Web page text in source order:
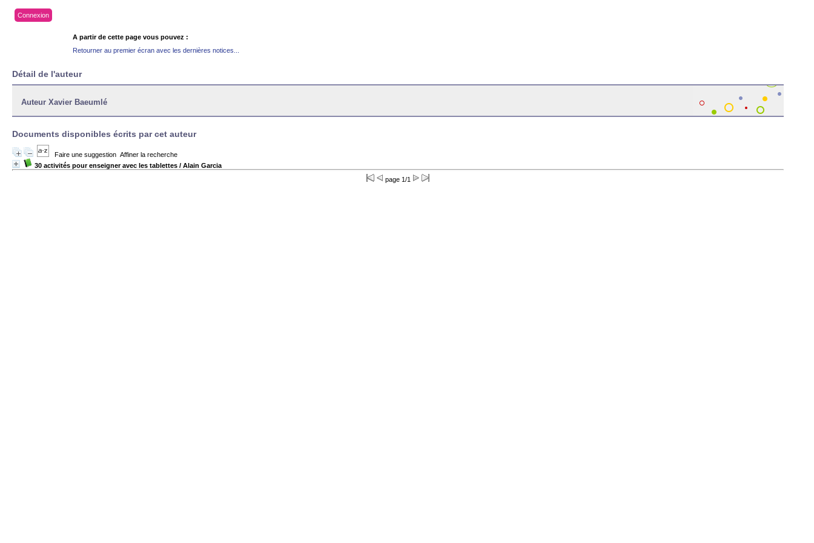
Connexion
A partir de cette page vous pouvez :
Retourner au premier écran avec les dernières notices...
Détail de l'auteur
Auteur Xavier Baeumlé
Documents disponibles écrits par cet auteur
Faire une suggestion Affiner la recherche
30 activités pour enseigner avec les tablettes / Alain Garcia
page 1/1